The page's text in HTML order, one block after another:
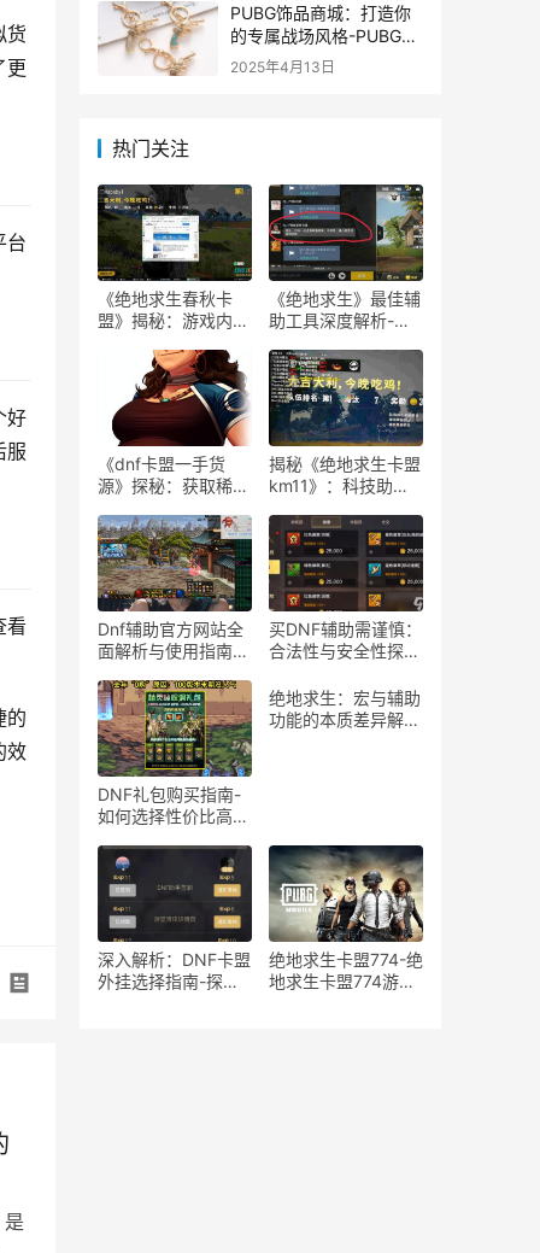
货
更
台
好
服
看
的
效
PUBG饰品商城：打造你
的专属战场风格-PUBG游
戏内饰品购买指南
2025年4月13日
热门关注
《绝地求生春秋卡
盟》揭秘：游戏内外
《绝地求生》最佳辅
助工具深度解析-
知：选择最佳游戏辅
助软件的指南
《dnf卡盟一手货
源》探秘：获取稀有
卡盟一手货源渠道解
析与购买指南
揭秘《绝地求生卡盟
km11》：科技助力
《绝地求生卡盟
km11》深入解析：
辅助工具对游戏平衡
性的影响
Dnf辅助官方网站全
面解析与使用指南-
站功能与使用技巧
买DNF辅助需谨慎：
合法性与安全性探
助工具的合法性与潜
在风险分析
DNF礼包购买指南-
如何选择性价比高的
绝地求生：宏与辅助
功能的本质差异解
深入解析：DNF卡盟
外挂选择指南-探索
绝地求生卡盟774-绝
地求生卡盟774游戏